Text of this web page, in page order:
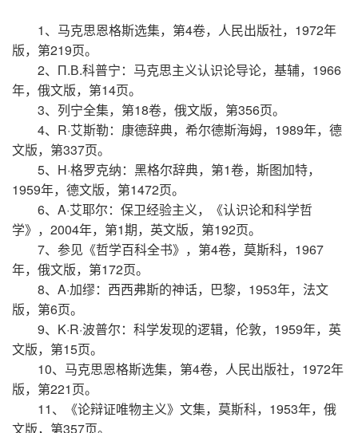
1、马克思恩格斯选集，第4卷，人民出版社，1972年
版，第219页。
2、П.В.科普宁：马克思主义认识论导论，基辅，1966
年，俄文版，第14页。
3、列宁全集，第18卷，俄文版，第356页。
4、R·艾斯勒：康德辞典，希尔德斯海姆，1989年，德
文版，第337页。
5、H·格罗克纳：黑格尔辞典，第1卷，斯图加特，
1959年，德文版，第1472页。
6、A·艾耶尔：保卫经验主义，《认识论和科学哲
学》，2004年，第1期，英文版，第192页。
7、参见《哲学百科全书》，第4卷，莫斯科，1967
年，俄文版，第172页。
8、A·加缪：西西弗斯的神话，巴黎，1953年，法文
版，第6页。
9、K·R·波普尔：科学发现的逻辑，伦敦，1959年，英
文版，第15页。
10、马克思恩格斯选集，第4卷，人民出版社，1972年
版，第221页。
11、《论辩证唯物主义》文集，莫斯科，1953年，俄
文版，第357页。